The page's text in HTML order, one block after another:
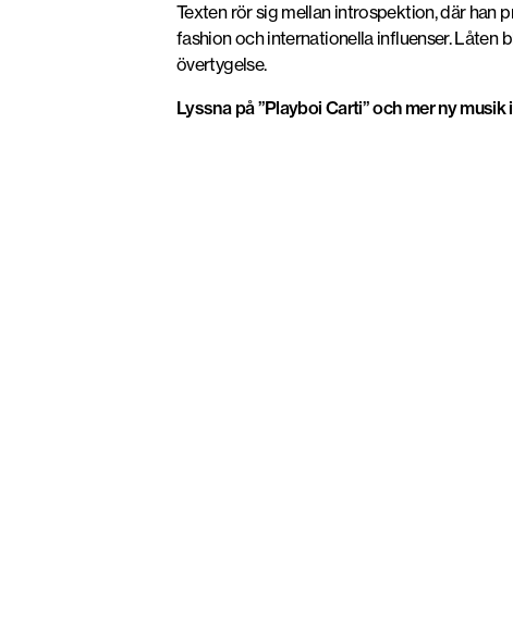
Texten rör sig mellan introspektion, där han
fashion och internationella influenser. Låten
övertygelse.
Lyssna på ”Playboi Carti” och mer ny musik